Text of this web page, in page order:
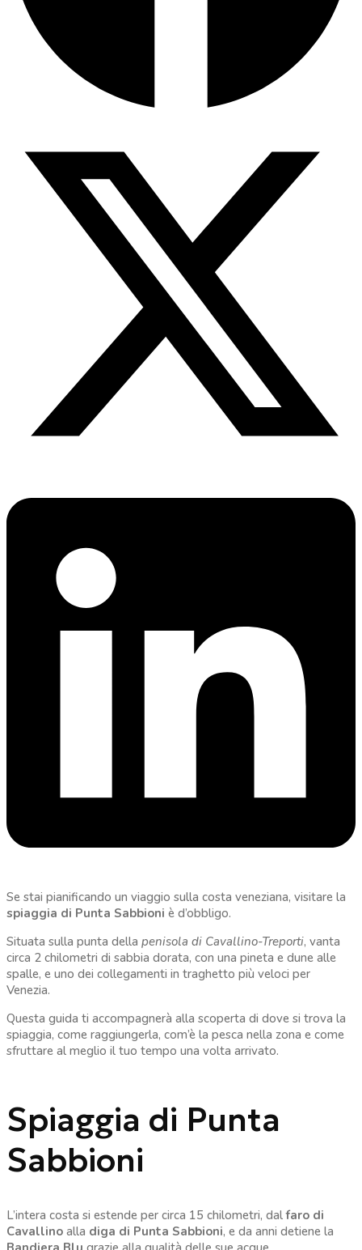
Se stai pianificando un viaggio sulla costa veneziana, visitare la
spiaggia di Punta Sabbioni è d’obbligo.
Situata sulla punta della penisola di Cavallino-Treporti, vanta
circa 2 chilometri di sabbia dorata, con una pineta e dune alle
spalle, e uno dei collegamenti in traghetto più veloci per
Venezia.
Questa guida ti accompagnerà alla scoperta di dove si trova la
spiaggia, come raggiungerla, com’è la pesca nella zona e come
sfruttare al meglio il tuo tempo una volta arrivato.
Spiaggia di Punta
Sabbioni
L’intera costa si estende per circa 15 chilometri, dalfaro di
Cavallino alla diga di Punta Sabbioni, e da anni detiene la